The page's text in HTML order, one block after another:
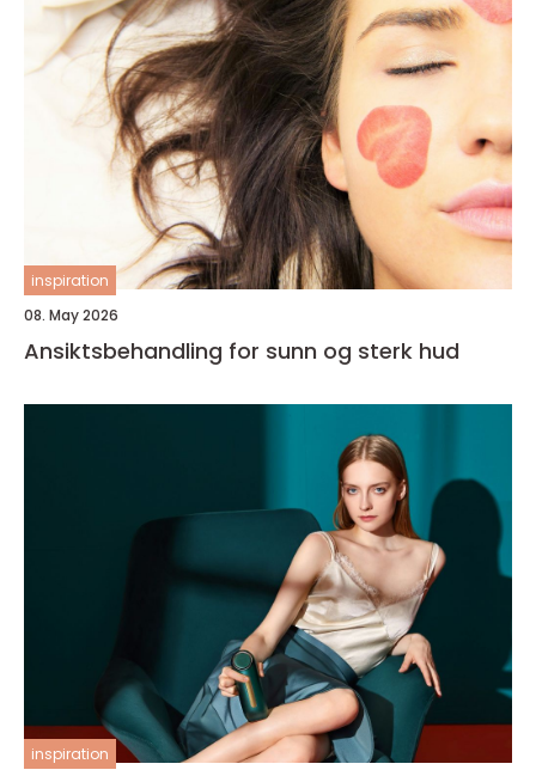
inspiration
08. May 2026
Ansiktsbehandling for sunn og sterk hud
inspiration